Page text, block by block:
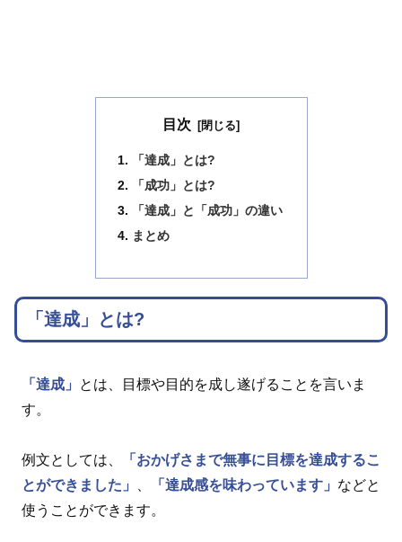
目次
「達成」とは?
「成功」とは?
「達成」と「成功」の違い
まとめ
「達成」とは?
「達成」
とは、目標や目的を成し遂げることを言いま
す。
例文としては、
「おかげさまで無事に目標を達成するこ
とができました」
「達成感を味わっています」 などと
使うことができます。